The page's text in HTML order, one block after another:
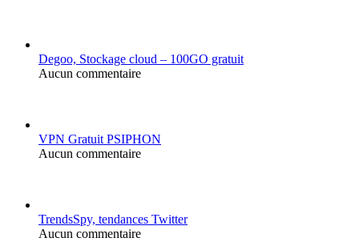
Degoo, Stockage cloud – 100GO gratuit
Aucun commentaire
VPN Gratuit PSIPHON
Aucun commentaire
TrendsSpy, tendances Twitter
Aucun commentaire